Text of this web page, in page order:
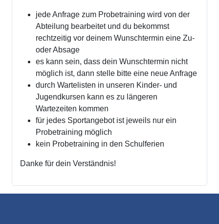
jede Anfrage zum Probetraining wird von der
Abteilung bearbeitet und du bekommst
rechtzeitig vor deinem Wunschtermin eine Zu-
oder Absage
es kann sein, dass dein Wunschtermin nicht
möglich ist, dann stelle bitte eine neue Anfrage
durch Wartelisten in unseren Kinder- und
Jugendkursen kann es zu längeren
Wartezeiten kommen
für jedes Sportangebot ist jeweils nur ein
Probetraining möglich
kein Probetraining in den Schulferien
Danke für dein Verständnis!